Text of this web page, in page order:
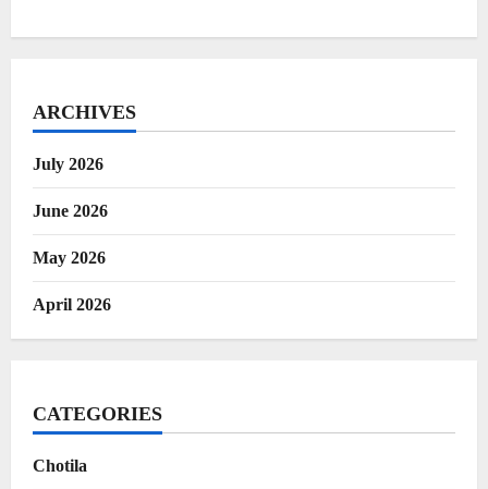
ARCHIVES
July 2026
June 2026
May 2026
April 2026
CATEGORIES
Chotila